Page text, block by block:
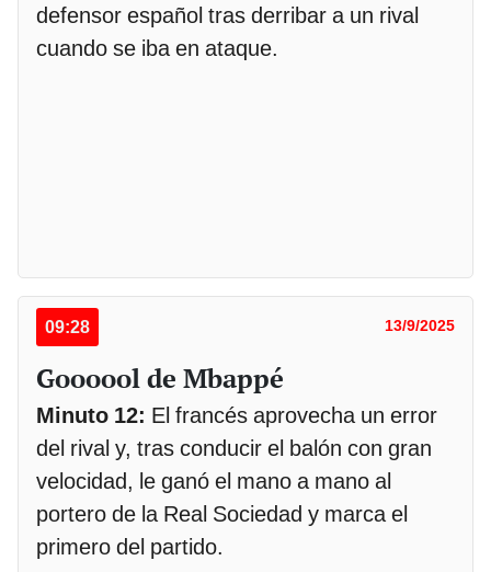
defensor español tras derribar a un rival
cuando se iba en ataque.
09:28 13/9/2025
Goooool de Mbappé
Minuto 12: El francés aprovecha un error
del rival y, tras conducir el balón con gran
velocidad, le ganó el mano a mano al
portero de la Real Sociedad y marca el
primero del partido.